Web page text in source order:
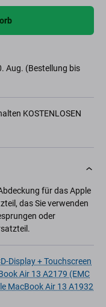
Aug. (Bestellung bis
KOSTENLOSEN
für das Apple
das Sie verwenden
oder
Display + Touchscreen
Air 13 A2179 (EMC
MacBook Air 13 A1932